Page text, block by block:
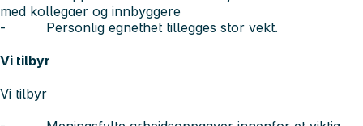
med kollegaer og innbyggere
- Personlig egnethet tillegges stor vekt.
Vi tilbyr
Vi tilbyr